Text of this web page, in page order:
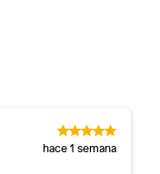
hace 1 semana